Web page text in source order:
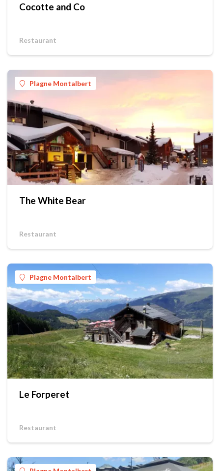
Cocotte and Co
Restaurant
Plagne Montalbert
The White Bear
Restaurant
Plagne Montalbert
Le Forperet
Restaurant